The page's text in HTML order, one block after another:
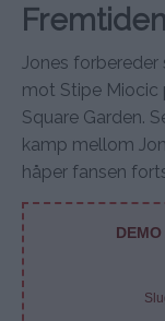
Jones forbereder
mot Stipe Miocic
Square Garden.
kamp mellom
håper fansen